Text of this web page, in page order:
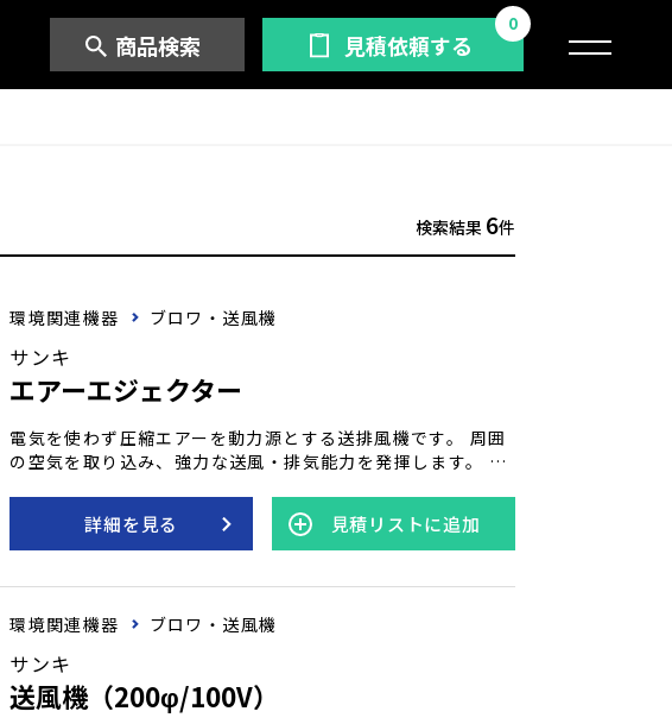
商品検索 見積依頼する
0
検索結果 6件
環境関連機器 ブロワ・送風機
サンキ
エアーエジェクター
電気を使わず圧縮エアーを動力源とする送排風機です。 周囲
の空気を取り込み、強力な送風・排気能力を発揮します。 可
つ扱いやすいのが特徴です。 用途が多岐にわたり、作業現場
だけでなく、コンサートやイベントなどエンターテインメン
ト業界でも使用されています。 様々な業界で広く利用されて
いる画期的な製品です。
詳細を見る 見積リストに追加
環境関連機器 ブロワ・送風機
サンキ
送風機（200φ/100V）